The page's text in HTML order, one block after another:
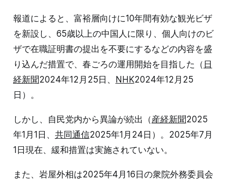
報道によると、富裕層向けに10年間有効な観光ビザ
を新設し、65歳以上の中国人に限り、個人向けのビ
ザで在職証明書の提出を不要にするなどの内容を盛
り込んだ措置で、春ごろの運用開始を目指した（ 日
経新聞2024年12月25日、 NHK2024年12月25
日）。
しかし、自民党内から異論が続出（産経新聞2025
年1月1日、 共同通信2025年1月24日）。2025年7月
1日現在、緩和措置は実施されていない。
また、岩屋外相は2025年4月16日の衆院外務委員会